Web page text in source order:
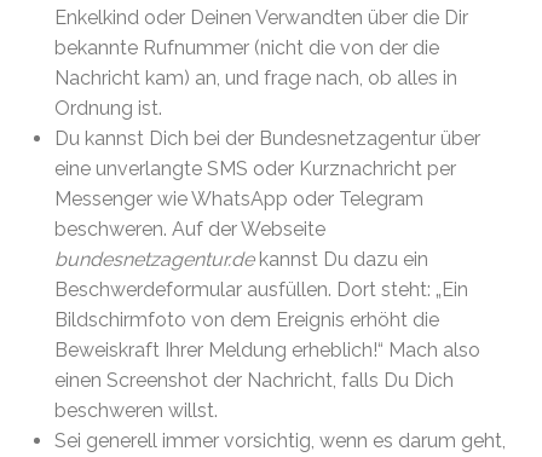
Enkelkind oder Deinen Verwandten über die Dir
bekannte Rufnummer (nicht die von der die
Nachricht kam) an, und frage nach, ob alles in
Ordnung ist.
Du kannst Dich bei der Bundesnetzagentur über
eine unverlangte SMS oder Kurznachricht per
Messenger wie WhatsApp oder Telegram
beschweren. Auf der Webseite
bundesnetzagentur.dekannst Du dazu ein
Beschwerdeformular ausfüllen. Dort steht: „Ein
Bildschirmfoto von dem Ereignis erhöht die
Beweiskraft Ihrer Meldung erheblich!“ Mach also
einen Screenshot der Nachricht, falls Du Dich
beschweren willst.
Sei generell immer vorsichtig, wenn es darum geht,